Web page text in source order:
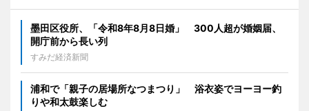
墨田区役所、「令和8年8月8日婚」 300人超が婚姻届、
開庁前から長い列
すみだ経済新聞
浦和で「親子の居場所なつまつり」 浴衣姿でヨーヨー釣
りや和太鼓楽しむ